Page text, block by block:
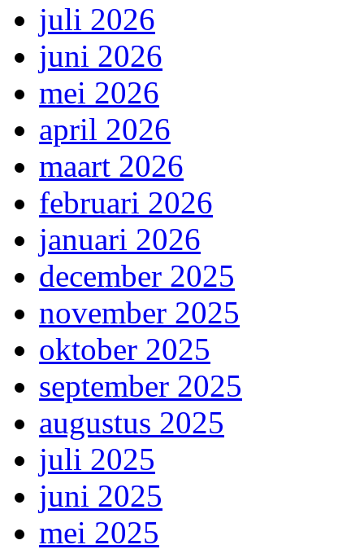
juli 2026
juni 2026
mei 2026
april 2026
maart 2026
februari 2026
januari 2026
december 2025
november 2025
oktober 2025
september 2025
augustus 2025
juli 2025
juni 2025
mei 2025